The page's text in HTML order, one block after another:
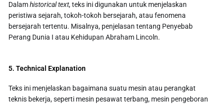
Dalamhistorical text, teks ini digunakan untuk menjelaskan
peristiwa sejarah, tokoh-tokoh bersejarah, atau fenomena
bersejarah tertentu. Misalnya, penjelasan tentang Penyebab
Perang Dunia I atau Kehidupan Abraham Lincoln.
5. Technical Explanation
Teks ini menjelaskan bagaimana suatu mesin atau perangkat
teknis bekerja, seperti mesin pesawat terbang, mesin pengeboran